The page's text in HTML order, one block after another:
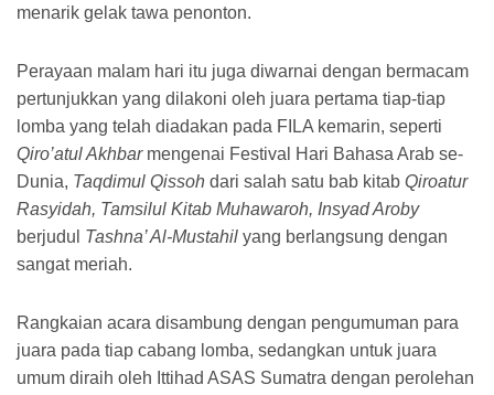
menarik gelak tawa penonton.
Perayaan malam hari itu juga diwarnai dengan bermacam
pertunjukkan yang dilakoni oleh juara pertama tiap-tiap
lomba yang telah diadakan pada FILA kemarin, seperti
Qiro’atul Akhbar mengenai Festival Hari Bahasa Arab se-
Dunia, Taqdimul Qissoh dari salah satu bab kitab Qiroatur
Rasyidah, Tamsilul Kitab Muhawaroh, Insyad Aroby
berjudul Tashna’ Al-Mustahil yang berlangsung dengan
sangat meriah.
Rangkaian acara disambung dengan pengumuman para
juara pada tiap cabang lomba, sedangkan untuk juara
umum diraih oleh Ittihad ASAS Sumatra dengan perolehan